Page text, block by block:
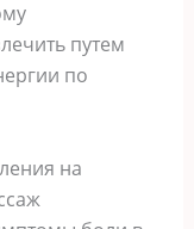
путем
по
на